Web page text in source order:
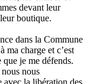
devant leur
boutique.
dans la Commune
ma charge et c’est
que je me défends.
nous